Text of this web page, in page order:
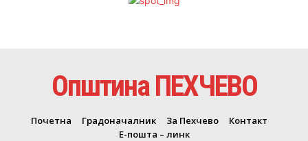
Општина ПЕХЧЕВО
Почетна Градоначалник За Пехчево
Контакт
Е-пошта – линк